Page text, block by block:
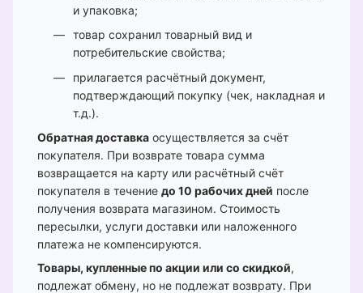
и упаковка;
товар сохранил товарный вид и
потребительские свойства;
прилагается расчётный документ,
подтверждающий покупку (чек, накладная и
т.д.).
Обратная доставка осуществляется за счёт
покупателя. При возврате товара сумма
возвращается на карту или расчётный счёт
покупателя в течение до 10 рабочих дней после
получения возврата магазином. Стоимость
пересылки, услуги доставки или наложенного
платежа не компенсируются.
Товары, купленные по акции или со скидкой,
подлежат обмену, но не подлежат возврату. При